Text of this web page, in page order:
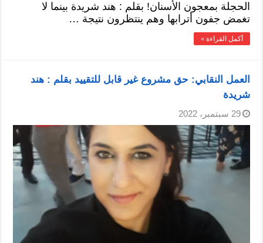
الحجلة بمعجون الأسنان! بقلم : هند شريدة بينما لا
تغمض جفون أترابها وهم ينتظرون نتيجة …
أكمل القراءة »
العمل النقابي: حق مشروع غير قابل للتقييد بقلم : هند
شريدة
29 سبتمبر، 2022